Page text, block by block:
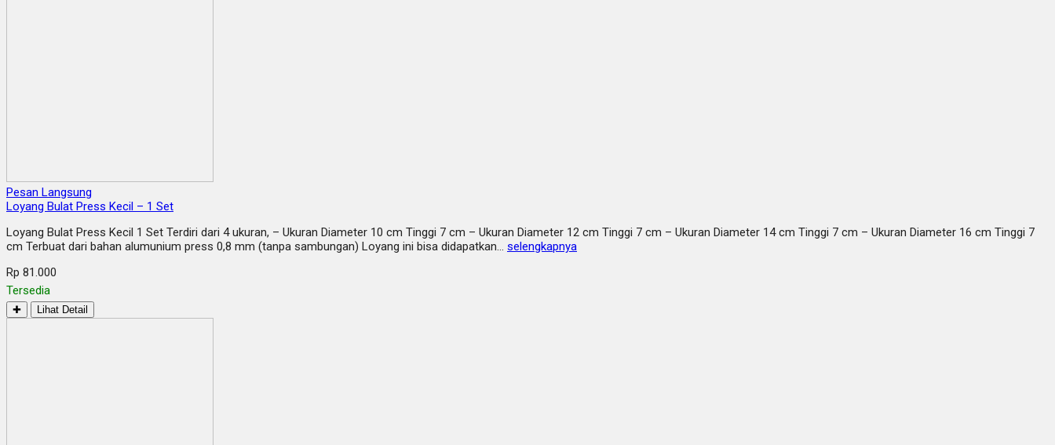
Pesan Langsung
Loyang Bulat Press Kecil – 1 Set
Loyang Bulat Press Kecil 1 Set Terdiri dari 4 ukuran, – Ukuran Diameter 10 cm Tinggi 7 cm – Ukuran Diameter 12 cm Tinggi 7 cm – Ukuran Diameter 14 cm Tinggi 7 cm – Ukuran Diameter 16 cm Tinggi 7
cm Terbuat dari bahan alumunium press 0,8 mm (tanpa sambungan) Loyang ini bisa didapatkan… selengkapnya
Rp 81.000
Tersedia
✚ Lihat Detail